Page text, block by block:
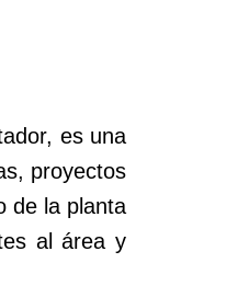
es una
proyectos
de la planta
al área y